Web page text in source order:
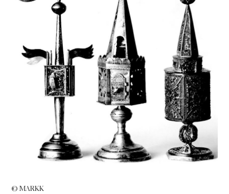
© MARKK